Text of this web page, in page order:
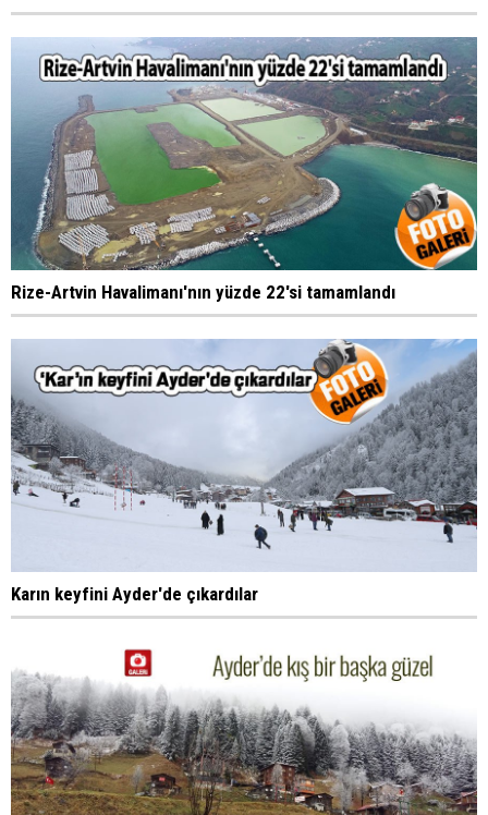
Rize-Artvin Havalimanı'nın yüzde 22'si tamamlandı
Karın keyfini Ayder'de çıkardılar